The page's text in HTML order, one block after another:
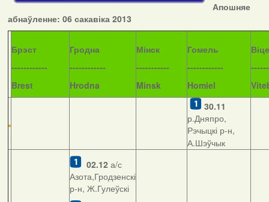
Апошняе
абнаўленне: 06 сакавіка 2013
Брэст
------------
Brest
Гродна
------------
Hrodna
Мінск
-----------
Minsk
Гомель
------------
Homiel
30.11
р.Дняпро,
Рэчыцкі р-н,
А.Шэўчык
02.12 а/с
Азота,Гродзенскі
р-н, Ж.Гулеўскі